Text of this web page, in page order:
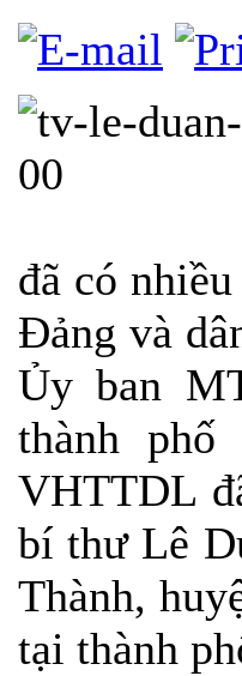
đã có
Đảng và
Ủy ban
thành
VHTTDL
bí thư Lê
Thành,
tại thành